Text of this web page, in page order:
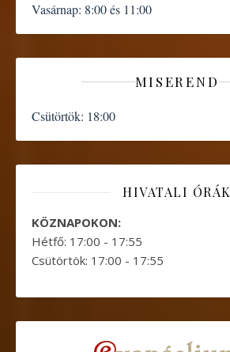
Vasárnap: 8:00 és 11:00
MISEREND
Csütörtök: 18:00
HIVATALI ÓRÁK
KÖZNAPOKON:
Hétfő: 17:00 - 17:55
Csütörtök: 17:00 - 17:55